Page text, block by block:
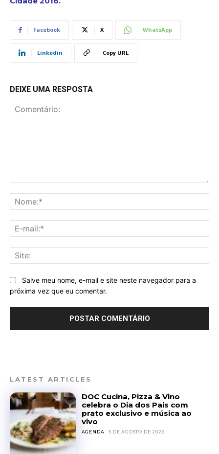
Facebook X WhatsApp
Linkedin Copy URL
DEIXE UMA RESPOSTA
Salve meu nome, e-mail e site neste navegador para a
próxima vez que eu comentar.
LATEST ARTICLES
DOC Cucina, Pizza & Vino
celebra o Dia dos Pais com
prato exclusivo e música ao
vivo
AGENDA 5 DE AGOSTO DE 2026